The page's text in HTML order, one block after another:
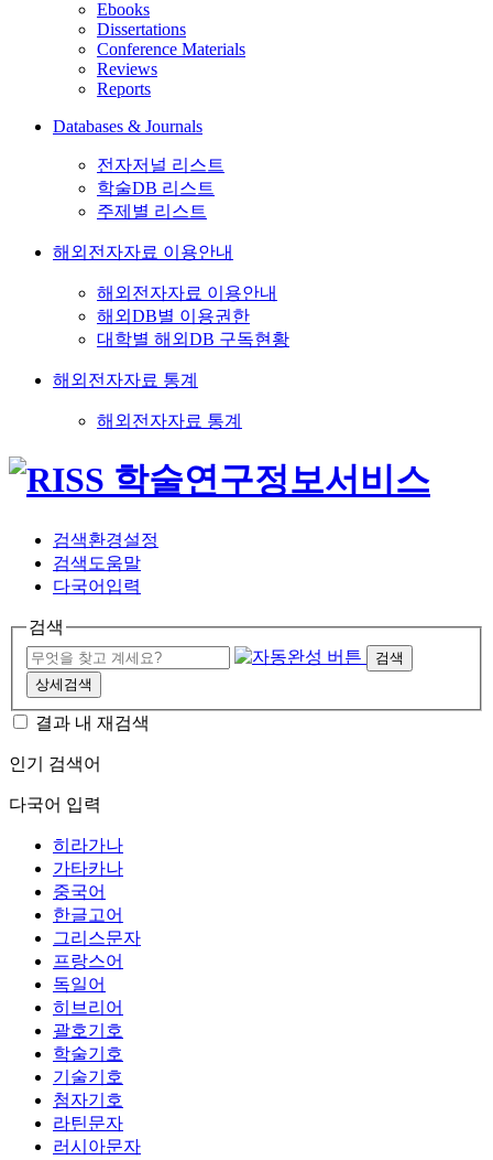
Ebooks
Dissertations
Conference Materials
Reviews
Reports
Databases & Journals
전자저널 리스트
학술DB 리스트
주제별 리스트
해외전자자료 이용안내
해외전자자료 이용안내
해외DB별 이용권한
대학별 해외DB 구독현황
해외전자자료 통계
해외전자자료 통계
검색환경설정
검색도움말
다국어입력
검색
검색
상세검색
결과 내 재검색
인기 검색어
다국어 입력
히라가나
가타카나
중국어
한글고어
그리스문자
프랑스어
독일어
히브리어
괄호기호
학술기호
기술기호
첨자기호
라틴문자
러시아문자